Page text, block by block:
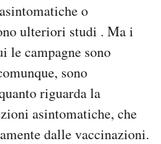
o
ulteriori studi . Ma i
le campagne sono
sono
riguarda la
asintomatiche, che
dalle vaccinazioni.